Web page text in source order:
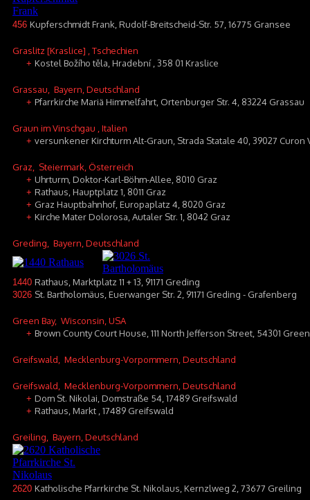
456 Kupferschmidt Frank, Rudolf-Breitscheid-Str. 57, 16775 Gransee
Graslitz [Kraslice] , Tschechien
+ Kostel Božího těla, Hradební , 358 01 Kraslice
Grassau , Bayern, Deutschland
+ Pfarrkirche Mariä Himmelfahrt, Ortenburger Str. 4, 83224 Grassau
Graun im Vinschgau , Italien
+ versunkener Kirchturm Alt-Graun, Strada Statale 40, 39027 Curon
Graz , Steiermark, Österreich
+ Uhrturm, Doktor-Karl-Böhm-Allee, 8010 Graz
+ Rathaus, Hauptplatz 1, 8011 Graz
+ Graz Hauptbahnhof, Europaplatz 4, 8020 Graz
+ Kirche Mater Dolorosa, Autaler Str. 1, 8042 Graz
Greding , Bayern, Deutschland
1440 Rathaus, Marktplatz 11 + 13, 91171 Greding
3026 St. Bartholomäus, Euerwanger Str. 2, 91171 Greding - Grafenberg
Green Bay, Wisconsin, USA
+ Brown County Court House, 111 North Jefferson Street, 54301
Greifswald , Mecklenburg-Vorpommern, Deutschland
Greifswald , Mecklenburg-Vorpommern, Deutschland
+ Dom St. Nikolai, Domstraße 54, 17489 Greifswald
+ Rathaus, Markt , 17489 Greifswald
Greiling , Bayern, Deutschland
2620 Katholische Pfarrkirche St. Nikolaus, Kernzlweg 2, 73677 Greiling